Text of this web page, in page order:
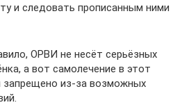
и следовать прописанным ними
ОРВИ не несёт серьёзных
а вот самолечение в этот
запрещено из-за возможных